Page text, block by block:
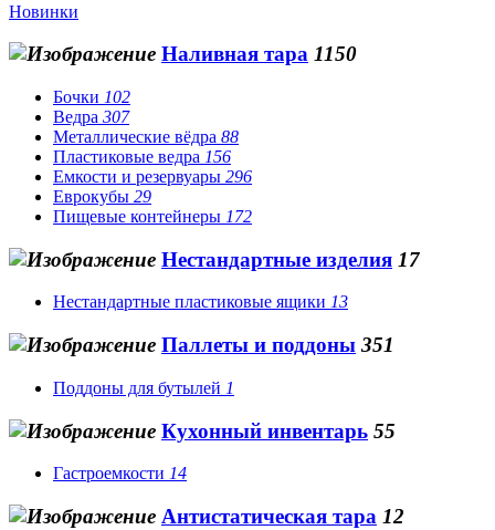
Новинки
Наливная тара 1150
Бочки 102
Ведра 307
Металлические вёдра 88
Пластиковые ведра 156
Емкости и резервуары 296
Еврокубы 29
Пищевые контейнеры 172
Нестандартные изделия 17
Нестандартные пластиковые ящики 13
Паллеты и поддоны 351
Поддоны для бутылей 1
Кухонный инвентарь 55
Гастроемкости 14
Антистатическая тара 12